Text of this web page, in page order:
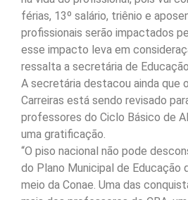
férias, 13º salário, triênio e
profissionais serão impactados
esse impacto leva em
ressalta a secretária de
A secretária destacou ainda que
Carreiras está sendo revisado
professores do Ciclo Básico de
uma gratificação.
“O piso nacional não pode
do Plano Municipal de Educação
meio da Conae. Uma das